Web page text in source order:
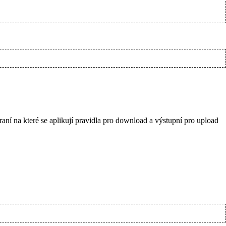
na které se aplikují pravidla pro download a výstupní pro upload